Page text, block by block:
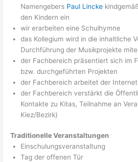
Namengebers Paul Lincke
den Kindern ein
wir erarbeiten eine Schulhymne
das Kollegium wird in die inhaltliche
Durchführung der Musikprojekte
der Fachbereich präsentiert sich im
bzw. durchgeführten Projekten
der Fachbereich arbeitet der
der Fachbereich verstärkt die
Kontakte zu Kitas, Teilnahme an
Kiez/Bezirk)
Traditionelle Veranstaltungen
Einschulungsveranstaltung
Tag der offenen Tür